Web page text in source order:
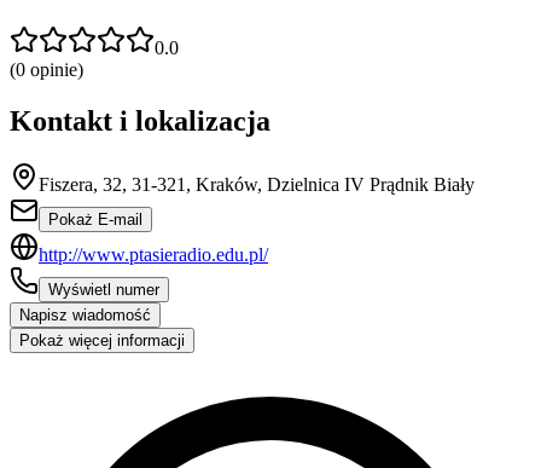
0.0
(0 opinie)
Kontakt i lokalizacja
Fiszera, 32, 31-321, Kraków, Dzielnica IV Prądnik Biały
Pokaż E-mail
http://www.ptasieradio.edu.pl/
Wyświetl numer
Napisz wiadomość
Pokaż więcej informacji